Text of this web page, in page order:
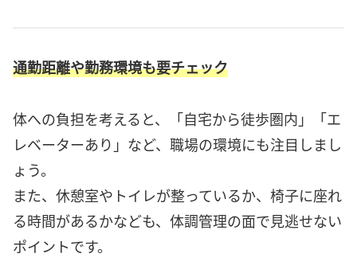
通勤距離や勤務環境も要チェック
体への負担を考えると、「自宅から徒歩圏内」「エ
レベーターあり」など、職場の環境にも注目しまし
ょう。
また、休憩室やトイレが整っているか、椅子に座れ
る時間があるかなども、体調管理の面で見逃せない
ポイントです。